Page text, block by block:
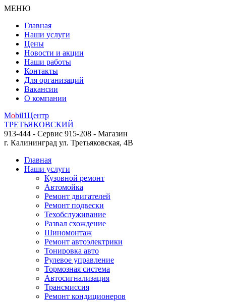
МЕНЮ
Главная
Наши услуги
Цены
Новости и акции
Наши работы
Контакты
Для организаций
Вакансии
О компании
Mobil1Центр
ТРЕТЬЯКОВСКИЙ
913-444 - Сервис 915-208 - Магазин
г. Калининград ул. Третьяковская, 4В
Главная
Наши услуги
Кузовной ремонт
Автомойка
Ремонт двигателей
Ремонт подвески
Техобслуживание
Развал схождение
Шиномонтаж
Ремонт автоэлектрики
Тонировка авто
Рулевое управление
Тормозная система
Автосигнализация
Трансмиссия
Ремонт кондиционеров